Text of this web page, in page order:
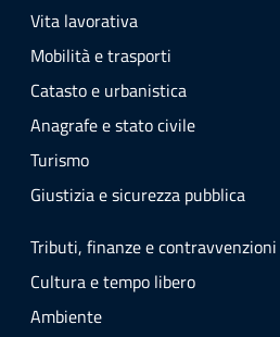
Vita lavorativa
Mobilità e trasporti
Catasto e urbanistica
Anagrafe e stato civile
Turismo
Giustizia e sicurezza pubblica
Tributi, finanze e contravvenzioni
Cultura e tempo libero
Ambiente